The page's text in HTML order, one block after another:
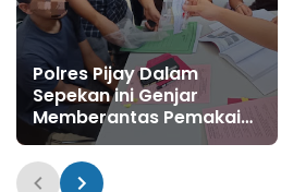
Polres Pijay Dalam
Sepekan ini Genjar
Memberantas Pemakai
Penyalahgunaan
Narkotika & Peredaran
Gelap Narkoba